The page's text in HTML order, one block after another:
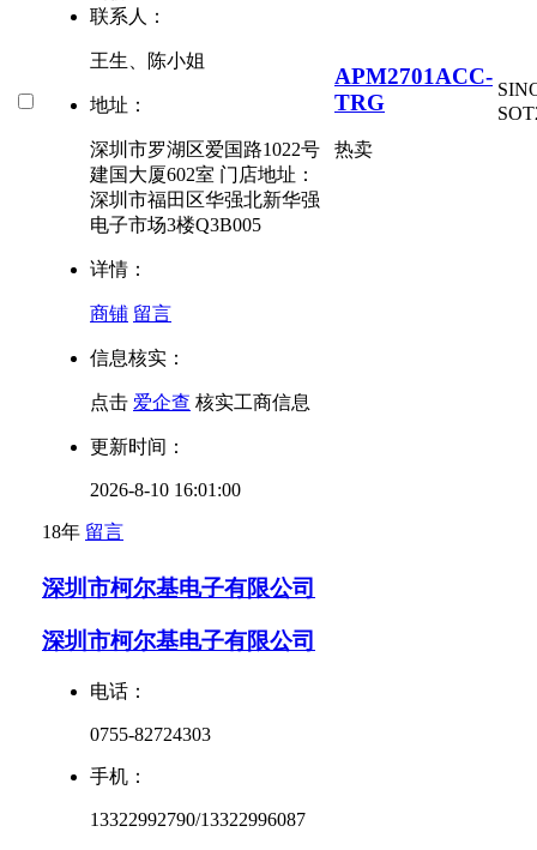
联系人：
王生、陈小姐
地址：
深圳市罗湖区爱国路1022号
建国大厦602室 门店地址：
深圳市福田区华强北新华强
电子市场3楼Q3B005
详情：
商铺 留言
信息核实：
点击 爱企查 核实工商信息
更新时间：
2026-8-10 16:01:00
18年 留言
APM2701ACC-
TRG
热卖
深圳市柯尔基电子有限公司
深圳市柯尔基电子有限公司
电话：
0755-82724303
手机：
13322992790/13322996087